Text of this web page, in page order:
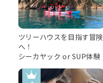
ツリーハウスを目指す冒険
へ！
シーカヤック or SUP体験